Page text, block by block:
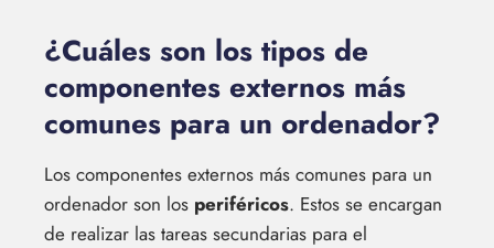
¿Cuáles son los tipos de
componentes externos más
comunes para un ordenador?
Los componentes externos más comunes para un
ordenador son los periféricos. Estos se encargan
de realizar las tareas secundarias para el